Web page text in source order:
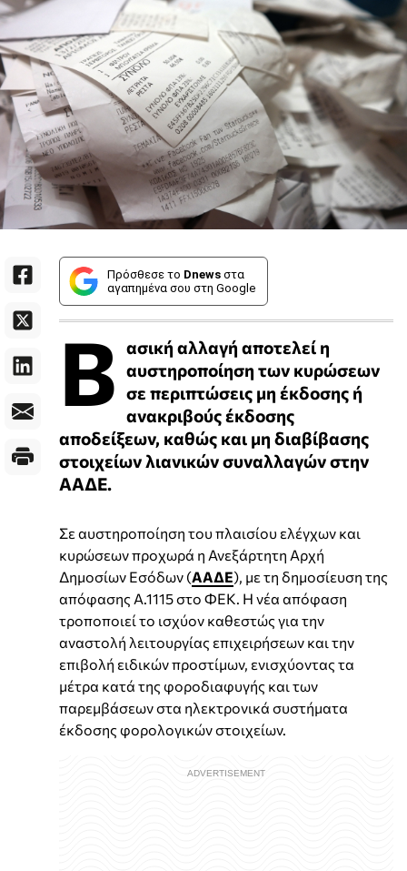
Πρόσθεσε το Dnews στα
αγαπημένα σου στη Google
Β ασική αλλαγή αποτελεί η
αυστηροποίηση των κυρώσεων
σε περιπτώσεις μη έκδοσης ή
ανακριβούς έκδοσης
αποδείξεων, καθώς και μη διαβίβασης
στοιχείων λιανικών συναλλαγών στην
ΑΑΔΕ.
Σε αυστηροποίηση του πλαισίου ελέγχων και
κυρώσεων προχωρά η Ανεξάρτητη Αρχή
Δημοσίων Εσόδων (ΑΑΔΕ), με τη δημοσίευση της
απόφασης Α.1115 στο ΦΕΚ. Η νέα απόφαση
τροποποιεί το ισχύον καθεστώς για την
αναστολή λειτουργίας επιχειρήσεων και την
επιβολή ειδικών προστίμων, ενισχύοντας τα
μέτρα κατά της φοροδιαφυγής και των
παρεμβάσεων στα ηλεκτρονικά συστήματα
έκδοσης φορολογικών στοιχείων.